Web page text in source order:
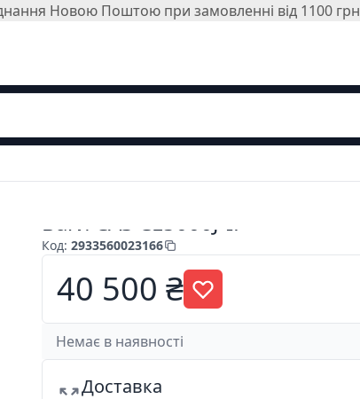
Новою Поштою при замовленні від 1100 грн
Ваги CAS CL5000J-IP
Код:2933560023166
40 500 ₴
Немає в наявності
Доставка